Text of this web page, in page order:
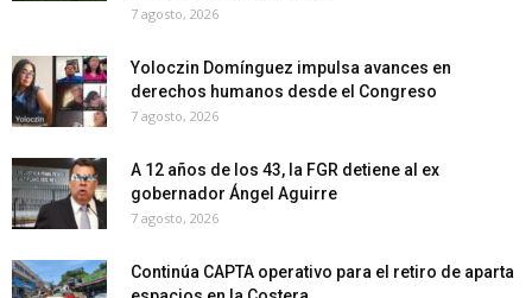
7 agosto, 2026
Yoloczin Domínguez impulsa avances en
derechos humanos desde el Congreso
7 agosto, 2026
A 12 años de los 43, la FGR detiene al ex
gobernador Ángel Aguirre
7 agosto, 2026
Continúa CAPTA operativo para el retiro de aparta